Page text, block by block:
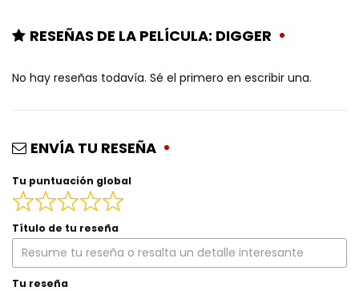
RESEÑAS DE LA PELÍCULA: DIGGER
No hay reseñas todavía. Sé el primero en escribir una.
ENVÍA TU RESEÑA
Tu puntuación global
Título de tu reseña
Tu reseña